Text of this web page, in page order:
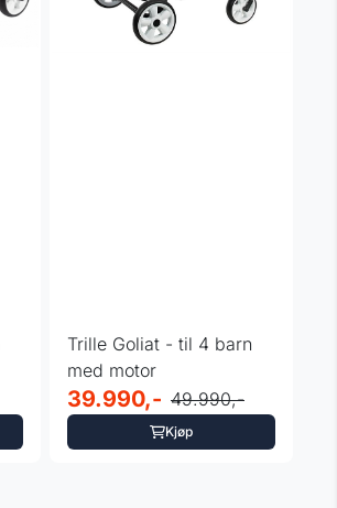
Trille Goliat - til 4 barn
med motor
39.990,- 49.990,-
Kjøp